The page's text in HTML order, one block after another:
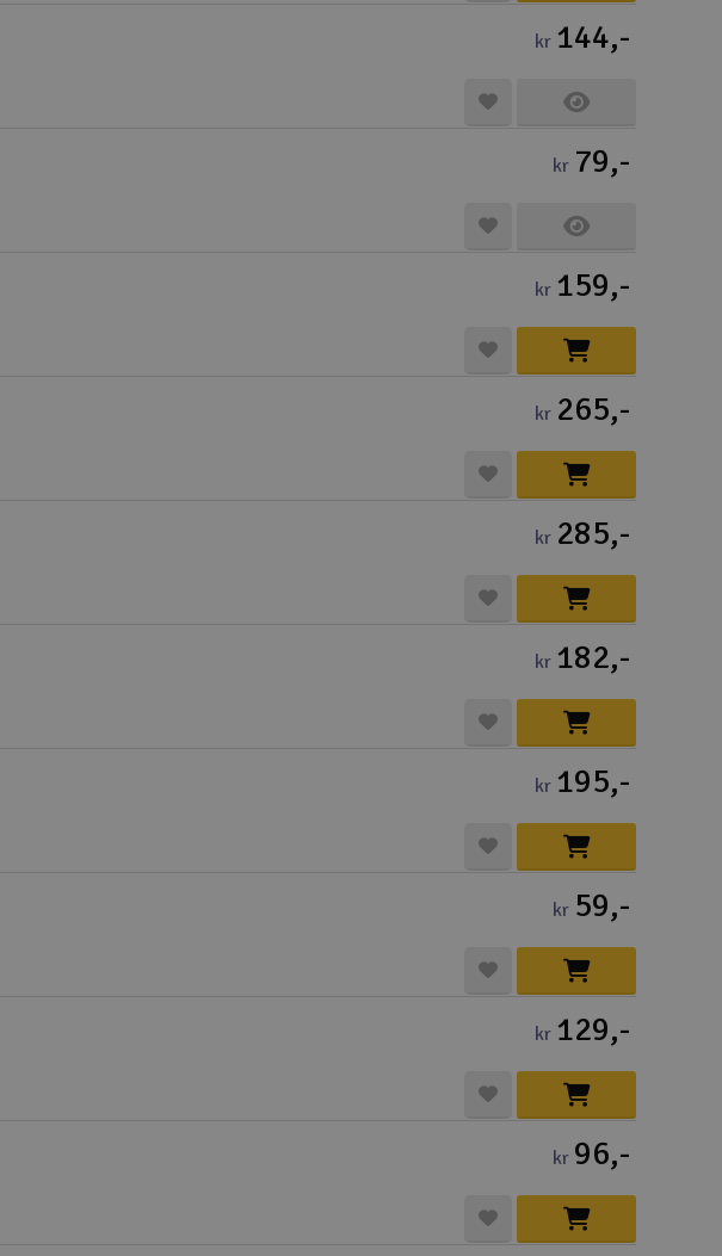
kr 144,-
kr 79,-
kr 159,-
kr 265,-
kr 285,-
kr 182,-
kr 195,-
kr 59,-
kr 129,-
kr 96,-